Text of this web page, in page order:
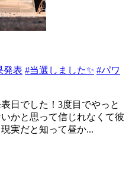
発表 #当選しました✨ #パワ
日でした！3度目でやっと
かと思って信じれなくて彼
実だと知って昼か...